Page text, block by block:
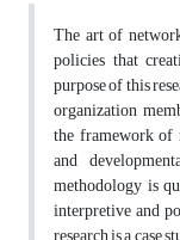
The art of
policies that
purpose of this
organization
the framework of
and
methodology is
interpretive and